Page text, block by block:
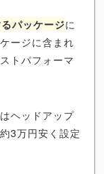
パッケージに
ージに含まれ
トパフォーマ
ヘッドアップ
3万円安く設定